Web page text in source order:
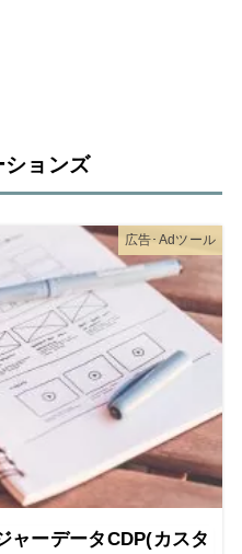
ションズ
広告･Adツール
ャーデータCDP(カスタ